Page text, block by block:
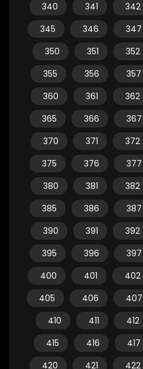
340
341 342
345
346 347
350
351 352
355
356 357
360
361 362
365
366 367
370
371 372
375
376 377
380
381 382
385
386 387
390
391 392
395
396 397
400
401 402
405
406 407
410
411 412
415
416 417
420
421 422